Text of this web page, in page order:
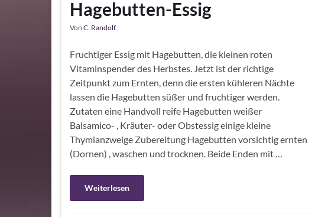
Hagebutten-Essig
Von C. Randolf
Fruchtiger Essig mit Hagebutten, die kleinen roten
Vitaminspender des Herbstes. Jetzt ist der richtige
Zeitpunkt zum Ernten, denn die ersten kühleren Nächte
lassen die Hagebutten süßer und fruchtiger werden.
Zutaten eine Handvoll reife Hagebutten weißer
Balsamico- , Kräuter- oder Obstessig einige kleine
Thymianzweige Zubereitung Hagebutten vorsichtig ernten
(Dornen) , waschen und trocknen. Beide Enden mit …
Weiterlesen